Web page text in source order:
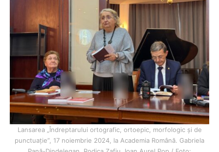
Lansarea „Îndreptarului ortografic, ortoepic, morfologic şi de
punctuaţie”, 17 noiembrie 2024, la Academia Română. Gabriela